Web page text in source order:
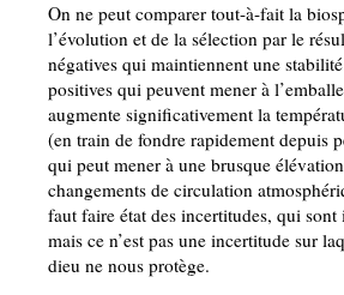
On ne peut comparer tout-à-fait la
l’évolution et de la sélection par le
négatives qui maintiennent une
positives qui peuvent mener à
augmente significativement la
(en train de fondre rapidement depuis
qui peut mener à une brusque
changements de circulation
faut faire état des incertitudes, qui
mais ce n’est pas une incertitude sur
dieu ne nous protège.